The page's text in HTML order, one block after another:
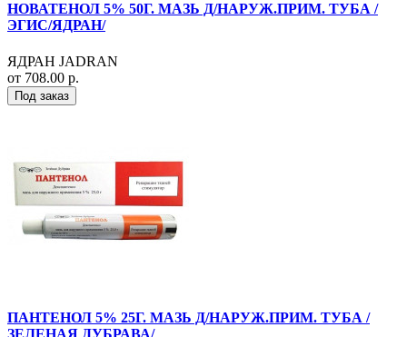
НОВАТЕНОЛ 5% 50Г. МАЗЬ Д/НАРУЖ.ПРИМ. ТУБА /
ЭГИС/ЯДРАН/
ЯДРАН JADRAN
от 708.00 р.
Под заказ
ПАНТЕНОЛ 5% 25Г. МАЗЬ Д/НАРУЖ.ПРИМ. ТУБА /
ЗЕЛЕНАЯ ДУБРАВА/